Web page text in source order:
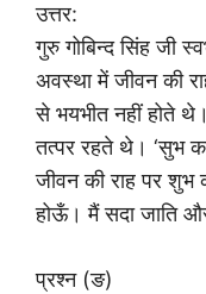
उत्तर:
गुरु गोबिन्द सिंह जी
अवस्था में जीवन की
से भयभीत नहीं होते
तत्पर रहते थे। ‘सुभ
जीवन की राह पर शुभ
होऊँ। मैं सदा जाति
प्रश्न (ङ)